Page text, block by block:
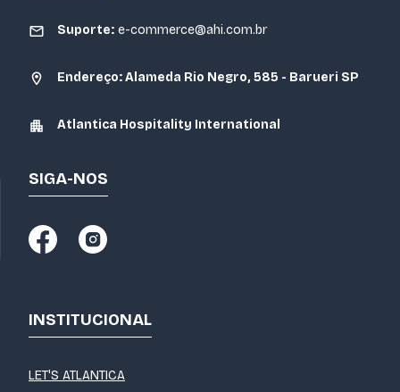
Suporte: e-commerce@ahi.com.br
Endereço: Alameda Rio Negro, 585 - Barueri SP
Atlantica Hospitality International
SIGA-NOS
INSTITUCIONAL
LET'S ATLANTICA